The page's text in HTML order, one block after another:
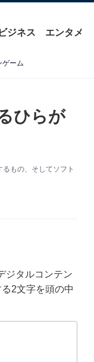
ジネス エンタメ
ゲーム
ひらが
もの、そしてソフト
ジタルコンテン
2文字を頭の中